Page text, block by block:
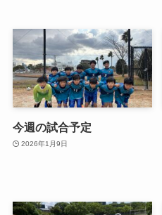
今週の試合予定
2026年1月9日